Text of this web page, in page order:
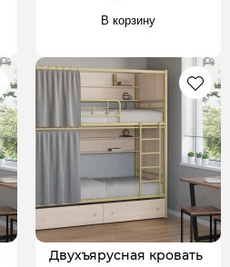
В корзину
Двухъярусная кровать